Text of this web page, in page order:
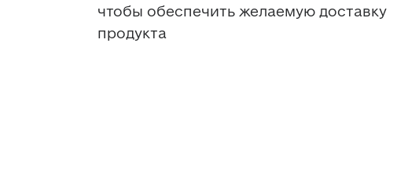
чтобы обеспечить желаемую доставку
продукта